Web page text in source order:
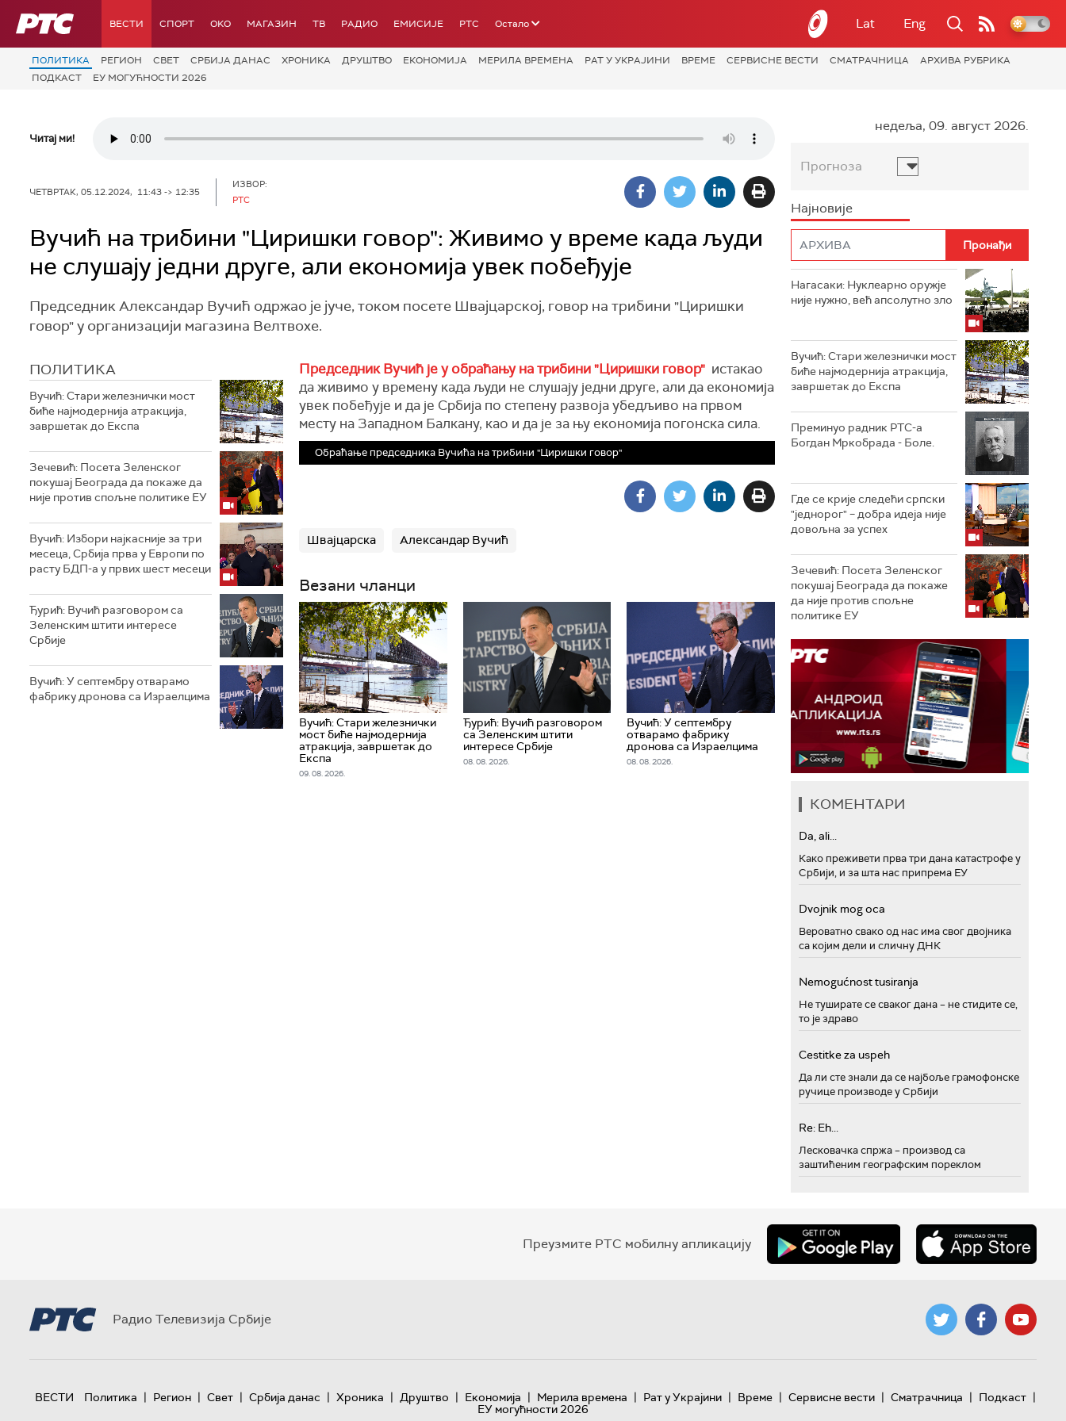
РТС ВЕСТИ СПОРТ OKO МАГАЗИН ТВ РАДИО ЕМИСИЈЕ РТС Остало Lat Eng
ПОЛИТИКА РЕГИОН СВЕТ СРБИЈА ДАНАС ХРОНИКА ДРУШТВО ЕКОНОМИЈА МЕРИЛА ВРЕМЕНА РАТ У УКРАЈИНИ ВРЕМЕ СЕРВИСНЕ ВЕСТИ СМАТРАЧНИЦА
АРХИВА РУБРИКА
ПОДКАСТ
ЕУ МОГУЋНОСТИ 2026
Читај ми!
ЧЕТВРТАК, 05.12.2024, 11:43 -> 12:35
ИЗВОР:
РТС
Вучић на трибини "Циришки говор": Живимо у време када људи
не слушају једни друге, али економија увек побеђује
Председник Александар Вучић одржао је јуче, током посете Швајцарској, говор на трибини "Циришки
говор" у организацији магазина Велтвохе.
ПОЛИТИКА
Вучић: Стари железнички мост
биће најмодернија атракција,
завршетак до Експа
Зечевић: Посета Зеленског
покушај Београда да покаже да
није против спољне политике ЕУ
Вучић: Избори најкасније за три
месеца, Србија прва у Европи по
расту БДП-а у првих шест месеци
Ђурић: Вучић разговором са
Зеленским штити интересе
Србије
Вучић: У септембру отварамо
фабрику дронова са Израелцима
Председник Вучић је у обраћању на трибини "Циришки говор" истакао
да живимо у времену када људи не слушају једни друге, али да економија
увек побеђује и да је Србија по степену развоја убедљиво на првом
месту на Западном Балкану, као и да је за њу економија погонска сила.
Обраћање председника Вучића на трибини "Циришки говор"
Швајцарска Александар Вучић
Везани чланци
Вучић: Стари железнички
мост биће најмодернија
атракција, завршетак до
Експа
09. 08. 2026.
Ђурић: Вучић разговором
са Зеленским штити
интересе Србије
08. 08. 2026.
Вучић: У септембру
отварамо фабрику
дронова са Израелцима
08. 08. 2026.
недеља, 09. август 2026.
Прогноза
Најновије
Нагасаки: Нуклеарно оружје
није нужно, већ апсолутно зло
Вучић: Стари железнички мост
биће најмодернија атракција,
завршетак до Експа
Преминуо радник РТС-а
Богдан Мркобрада - Боле.
Где се крије следећи српски
"једнорог" – добра идеја није
довољна за успех
Зечевић: Посета Зеленског
покушај Београда да покаже
да није против спољне
политике ЕУ
КОМЕНТАРИ
Da, ali...
Како преживети прва три дана катастрофе у
Србији, и за шта нас припрема ЕУ
Dvojnik mog oca
Вероватно свако од нас има свог двојника
са којим дели и сличну ДНК
Nemogućnost tusiranja
Не туширате се сваког дана – не стидите се,
то је здраво
Cestitke za uspeh
Да ли сте знали да се најбоље грамофонске
ручице производе у Србији
Re: Eh...
Лесковачка спржа – производ са
заштићеним географским пореклом
Преузмите РТС мобилну апликацију
Радио Телевизија Србије
ВЕСТИ Политика | Регион | Свет | Србија данас | Хроника | Друштво | Економија | Мерила времена | Рат у Украјини | Време | Сервисне вести | Сматрачница | Подкаст |
ЕУ могућности 2026